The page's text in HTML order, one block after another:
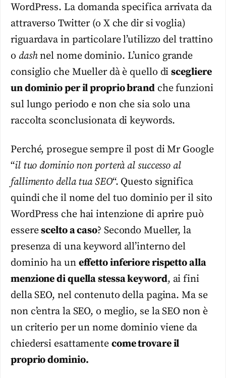
WordPress. La domanda specifica arrivata da
attraverso Twitter (o X che dir si voglia)
riguardava in particolare l’utilizzo del trattino
o dashnel nome dominio. L’unico grande
consiglio che Mueller dà è quello discegliere
un dominio per il proprio brandche funzioni
sul lungo periodo e non che sia solo una
raccolta sconclusionata di keywords.
Perché, prosegue sempre il post di Mr Google
“il tuo dominio non porterà al successo al
fallimento della tua SEO“. Questo significa
quindi che il nome del tuo dominio per il sito
WordPress che hai intenzione di aprire può
esserescelto a caso? Secondo Mueller, la
presenza di una keyword all’interno del
dominio ha un effetto inferiore rispetto alla
menzione di quella stessa keyword, ai fini
della SEO, nel contenuto della pagina. Ma se
non c’entra la SEO, o meglio, se la SEO non è
un criterio per un nome dominio viene da
chiedersi esattamente come trovare il
proprio dominio.